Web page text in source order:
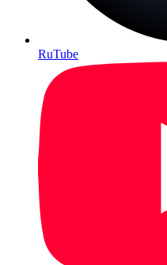
RuTube